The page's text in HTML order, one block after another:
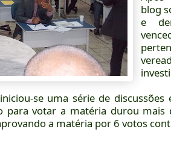
blog
e
se uma série de
para votar a matéria durou mais
a matéria por 6 votos